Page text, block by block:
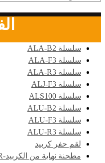
سلسلة ALA-B2
سلسلة ALA-F3
سلسلة ALA-R3
سلسلة ALJ-F3
سلسلة ALS100
سلسلة ALU-B2
سلسلة ALU-F3
سلسلة ALU-R3
لقم حفر كربيد
مطحنة نهاية من الكربيد-ST100-4R